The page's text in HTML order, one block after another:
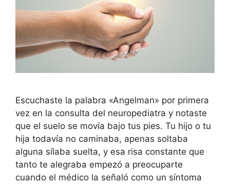
Escuchaste la palabra «Angelman» por primera
vez en la consulta del neuropediatra y notaste
que el suelo se movía bajo tus pies. Tu hijo o tu
hija todavía no caminaba, apenas soltaba
alguna sílaba suelta, y esa risa constante que
tanto te alegraba empezó a preocuparte
cuando el médico la señaló como un síntoma